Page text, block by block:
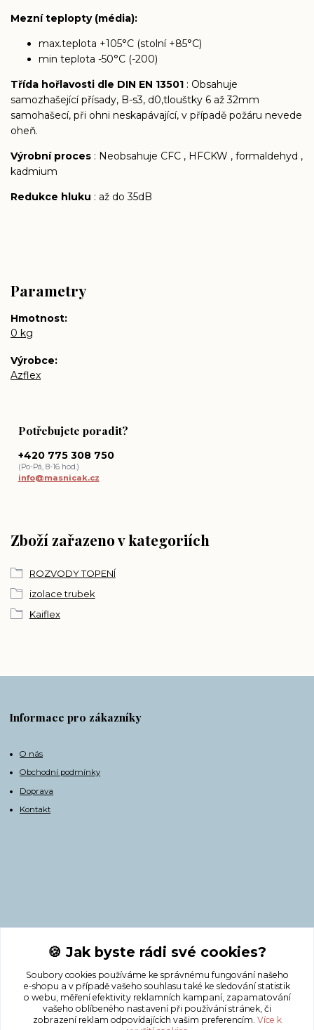
Mezní teplopty (média):
max.teplota +105°C (stolní +85°C)
min teplota -50°C (-200)
Třída hořlavosti dle DIN EN 13501 : Obsahuje
samozhašející přísady, B-s3, d0,tlouštky 6 až 32mm
samohašecí, při ohni neskapávající, v případě požáru nevede
oheň.
Výrobní proces : Neobsahuje CFC , HFCKW , formaldehyd ,
kadmium
Redukce hluku : až do 35dB
Parametry
Hmotnost
0 kg
Výrobce
Azflex
Zboží zařazeno v kategoriích
ROZVODY TOPENÍ
izolace trubek
Kaiflex
Potřebujete poradit?
+420 775 308 750
(Po-Pá, 8-16 hod.)
info@masnicak.cz
Informace pro zákazníky
O nás
Obchodní podmínky
Doprava
Kontakt
Kontakty
+420 775 308 750
info@masnicak.cz
🍪 Jak byste rádi své cookies?
Soubory cookies používáme ke správnému fungování našeho
e-shopu a v případě vašeho souhlasu také ke sledování statistik
o webu, měření efektivity reklamních kampaní, zapamatování
vašeho oblíbeného nastavení při používání stránek, či
zobrazení reklam odpovídajících vašim preferencím. Více k